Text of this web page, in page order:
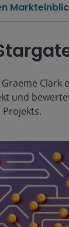
Clark
und